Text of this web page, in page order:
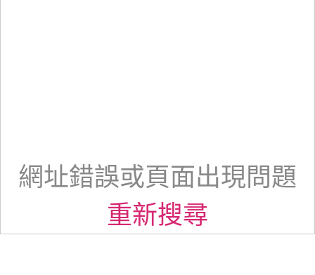
網址錯誤或頁面出現問題
重新搜尋